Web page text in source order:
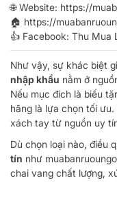
🌐 Website: https://
🏠 https://
👍 Facebook: Thu Mua
Như vậy, sự khác biệt
nhập khẩu nằm ở
Nếu mục đích là biếu
hãng là lựa chọn tối
xách tay từ nguồn uy
Dù chọn loại nào, điều
tín như
chai vang chất lượng,